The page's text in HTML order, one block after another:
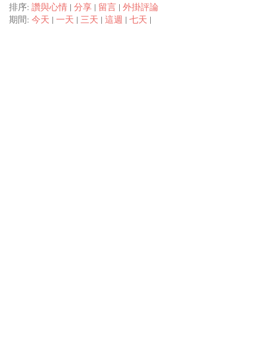
排序: 讚與心情 | 分享 | 留言 | 外掛評論
期間: 今天 | 一天 | 三天 | 這週 | 七天 |